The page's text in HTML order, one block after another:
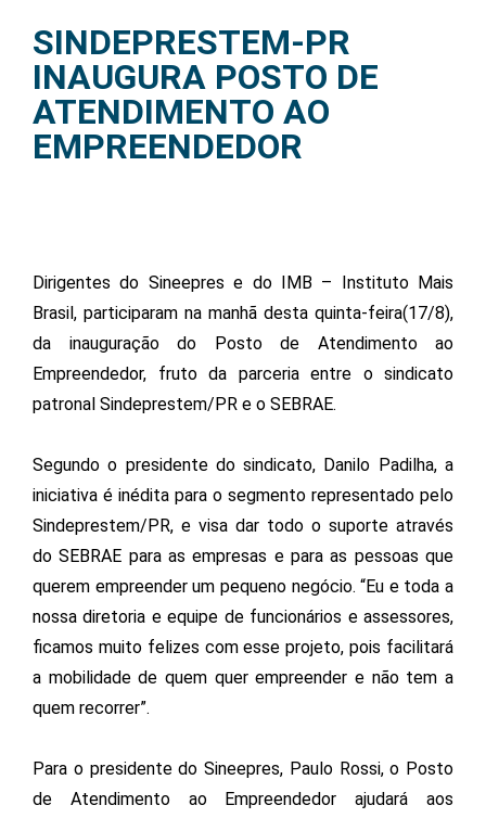
SINDEPRESTEM-PR
INAUGURA POSTO DE
ATENDIMENTO AO
EMPREENDEDOR
Dirigentes do Sineepres e do IMB – Instituto Mais
Brasil, participaram na manhã desta quinta-feira(17/8),
da inauguração do Posto de Atendimento ao
Empreendedor, fruto da parceria entre o sindicato
patronal Sindeprestem/PR e o SEBRAE.
Segundo o presidente do sindicato, Danilo Padilha, a
iniciativa é inédita para o segmento representado pelo
Sindeprestem/PR, e visa dar todo o suporte através
do SEBRAE para as empresas e para as pessoas que
querem empreender um pequeno negócio. “Eu e toda a
nossa diretoria e equipe de funcionários e assessores,
ficamos muito felizes com esse projeto, pois facilitará
a mobilidade de quem quer empreender e não tem a
quem recorrer”.
Para o presidente do Sineepres, Paulo Rossi, o Posto
de Atendimento ao Empreendedor ajudará aos